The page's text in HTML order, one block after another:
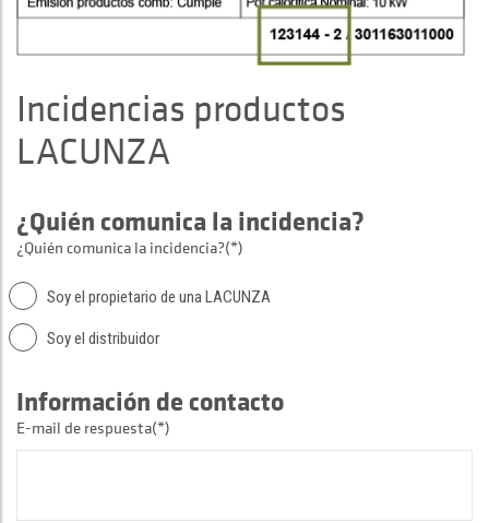
Incidencias productos
LACUNZA
¿Quién comunica la incidencia?
¿Quién comunica la incidencia?(*)
Soy el propietario de una LACUNZA
Soy el distribuidor
Información de contacto
E-mail de respuesta(*)